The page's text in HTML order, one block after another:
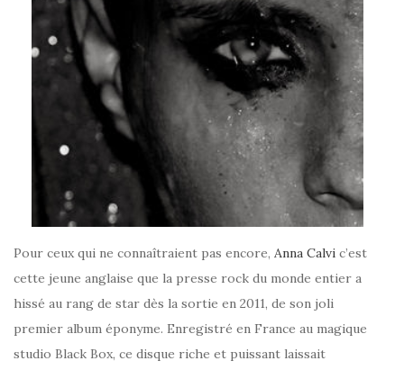
Pour ceux qui ne connaîtraient pas encore, Anna Calvi c’est
cette jeune anglaise que la presse rock du monde entier a
hissé au rang de star dès la sortie en 2011, de son joli
premier album éponyme. Enregistré en France au magique
studio Black Box, ce disque riche et puissant laissait